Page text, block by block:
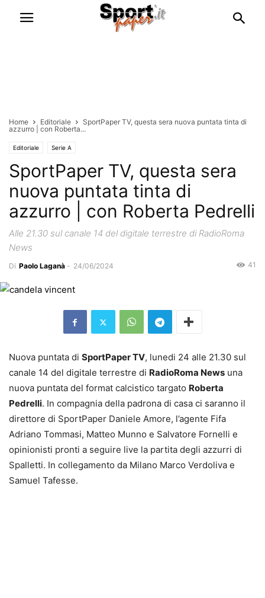
Home Editoriale
SportPaper TV, questa sera nuova puntata tinta di
azzurro | con Roberta...
Editoriale Serie A
SportPaper TV, questa sera
nuova puntata tinta di
azzurro | con Roberta Pedrelli
Alle 21.30 sul canale 14 del digitale terrestre di RadioRoma
News
Di Paolo Laganà - 24/06/2024 41
Nuova puntata di SportPaper TV, lunedi 24 alle 21.30 sul
canale 14 del digitale terrestre di RadioRoma News una
nuova puntata del format calcistico targato Roberta
Pedrelli. In compagnia della padrona di casa ci saranno il
direttore di SportPaper Daniele Amore, l’agente Fifa
Adriano Tommasi, Matteo Munno e Salvatore Fornelli e
opinionisti pronti a seguire live la partita degli azzurri di
Spalletti. In collegamento da Milano Marco Verdoliva e
Samuel Tafesse.